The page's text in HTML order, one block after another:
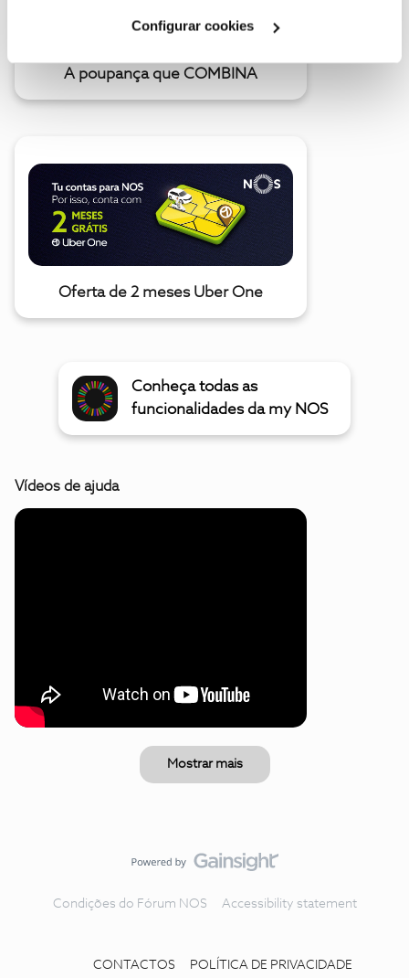
Configurar cookies
A poupança que COMBINA
Oferta de 2 meses Uber One
Conheça todas as
funcionalidades da my NOS
Vídeos de ajuda
Mostrar mais
Condições do Fórum NOS Accessibility statement
CONTACTOS POLÍTICA DE PRIVACIDADE